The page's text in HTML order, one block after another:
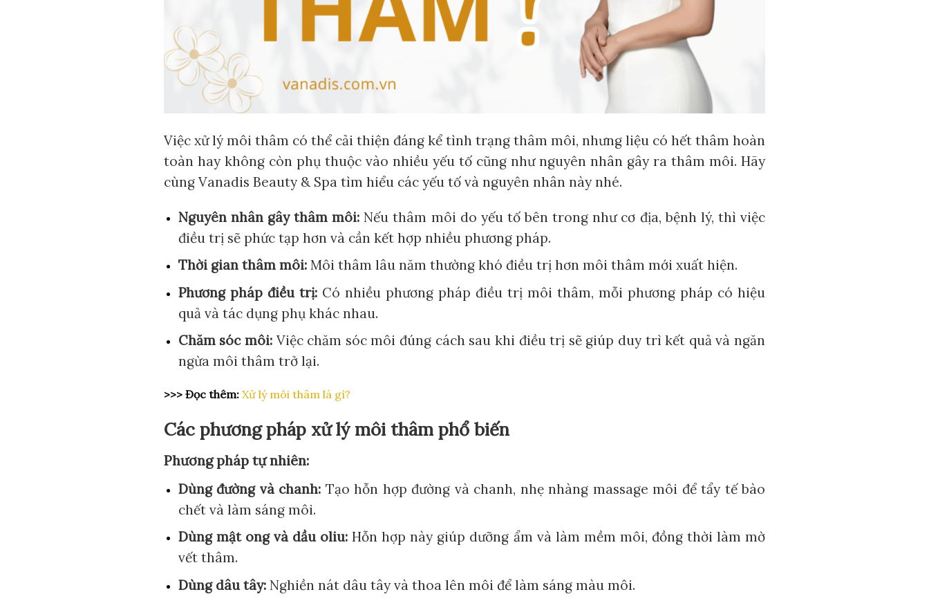
Việc xử lý môi thâm có thể cải thiện đáng kể tình trạng thâm môi, nhưng liệu có hết thâm hoàn
toàn hay không còn phụ thuộc vào nhiều yếu tố cũng như nguyên nhân gây ra thâm môi. Hãy
cùng Vanadis Beauty & Spa tìm hiểu các yếu tố và nguyên nhân này nhé.
Nguyên nhân gây thâm môi: Nếu thâm môi do yếu tố bên trong như cơ địa, bệnh lý, thì việc
điều trị sẽ phức tạp hơn và cần kết hợp nhiều phương pháp.
Thời gian thâm môi:Môi thâm lâu năm thường khó điều trị hơn môi thâm mới xuất hiện.
Phương pháp điều trị:Có nhiều phương pháp điều trị môi thâm, mỗi phương pháp có hiệu
quả và tác dụng phụ khác nhau.
Chăm sóc môi: Việc chăm sóc môi đúng cách sau khi điều trị sẽ giúp duy trì kết quả và ngăn
ngừa môi thâm trở lại.
>>> Đọc thêm: Xử lý môi thâm là gì?
Các phương pháp xử lý môi thâm phổ biến
Phương pháp tự nhiên:
Dùng đường và chanh: Tạo hỗn hợp đường và chanh, nhẹ nhàng massage môi để tẩy tế bào
chết và làm sáng môi.
Dùng mật ong và dầu oliu: Hỗn hợp này giúp dưỡng ẩm và làm mềm môi, đồng thời làm mờ
vết thâm.
Dùng dâu tây:Nghiền nát dâu tây và thoa lên môi để làm sáng màu môi.